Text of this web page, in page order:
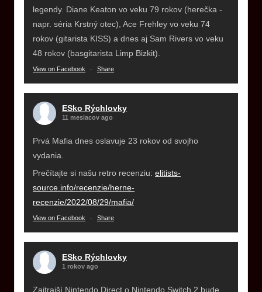
legendy. Diane Keaton vo veku 79 rokov (herečka -
napr. séria Krstný otec), Ace Frehley vo veku 74
rokov (gitarista KISS) a dnes aj Sam Rivers vo veku
48 rokov (basgitarista Limp Bizkit).
View on Facebook · Share
ESko Rýchlovky
11 mesiacov ago
Prvá Mafia dnes oslavuje 23 rokov od svojho
vydania.
Prečítajte si našu retro recenziu: elitists-
source.info/recenzie/herne-
recenzie/2022/08/29/mafia/
View on Facebook · Share
ESko Rýchlovky
1 rokov ago
Zajtrajší Nintendo Direct o Nintendo Switch 2 bude